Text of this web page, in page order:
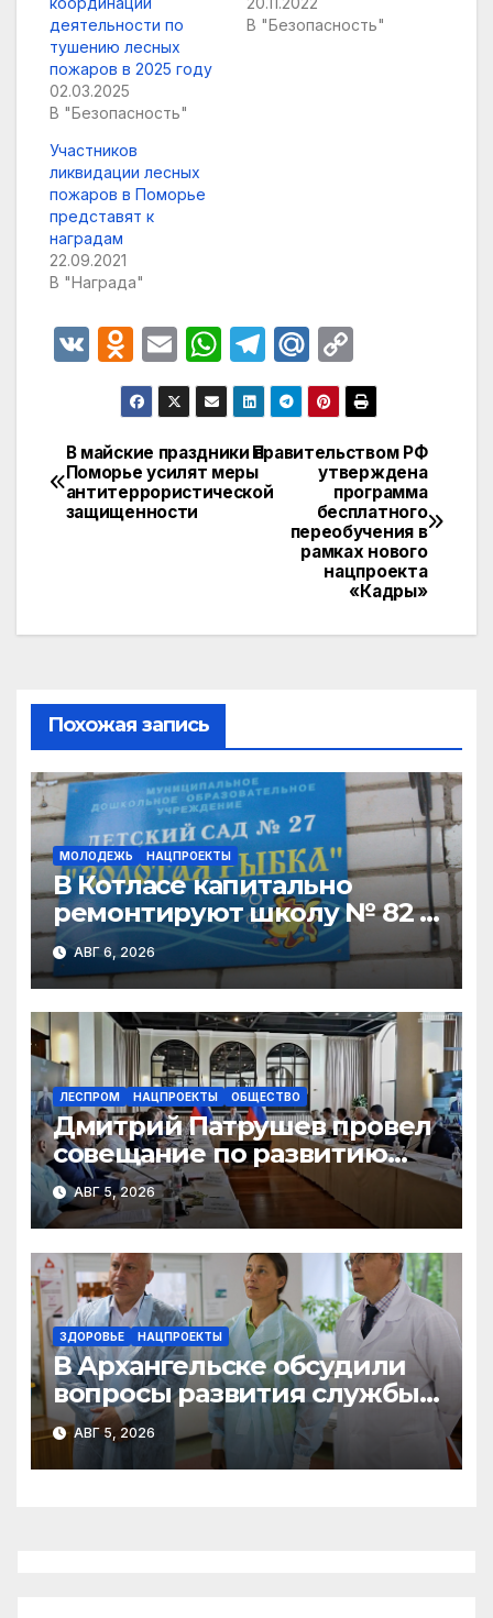
деятельности по
тушению лесных
пожаров в 2025 году
02.03.2025
В "Безопасность"
В "Безопасность"
Участников
ликвидации лесных
пожаров в Поморье
представят к
наградам
22.09.2021
В "Награда"
V
O
d
n
o
kl
a
ni
E
m
ail
W
h
at
s
A
T
el
e
gr
a
m
M
ail
.R
u
o
p
y
Li
n
k
Навигация
по
Правительством РФ
утверждена
программа
бесплатного
переобучения в
рамках нового
нацпроекта
«Кадры»
В майские праздники в
Поморье усилят меры
антитеррористической
защищенности
Похожая запись
МОЛОДЕЖЬ НАЦПРОЕКТЫ
В Котласе капитально
ремонтируют школу № 82 и
детсад «Золотая рыбка»
АВГ 6, 2026
ЛЕСПРОМ НАЦПРОЕКТЫ ОБЩЕСТВО
Дмитрий Патрушев провел
совещание по развитию
экологического туризма на
особо охраняемых
природных территориях
АВГ 5, 2026
ЗДОРОВЬЕ НАЦПРОЕКТЫ
В Архангельске обсудили
вопросы развития службы
крови Поморья
АВГ 5, 2026